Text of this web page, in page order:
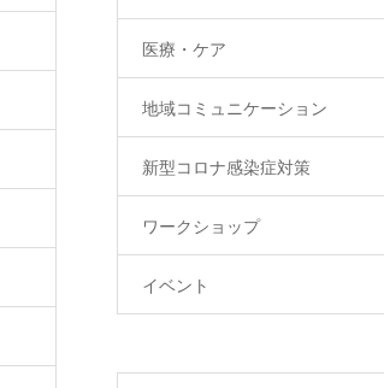
医療・ケア
地域コミュニケーション
新型コロナ感染症対策
ワークショップ
イベント